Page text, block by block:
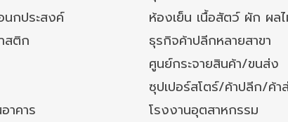
นกประสงค์
ห้องเย็น เนื้อสัตว์ ผัก ผล
สติก
ธุรกิจค้าปลีกหลายสาขา
ศูนย์กระจายสินค้า/ขนส่ง
ซุปเปอร์สโตร์/ค้าปลีก/ค้า
าคาร
โรงงานอุตสาหกรรม